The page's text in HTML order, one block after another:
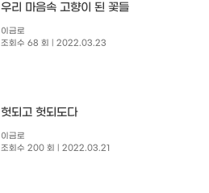
우리 마음속 고향이 된 꽃들
이금로
조회수 68 회
| 2022.03.23
헛되고 헛되도다
이금로
조회수 200 회
| 2022.03.21